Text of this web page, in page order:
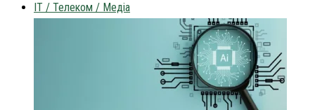
IT / Телеком / Медіа